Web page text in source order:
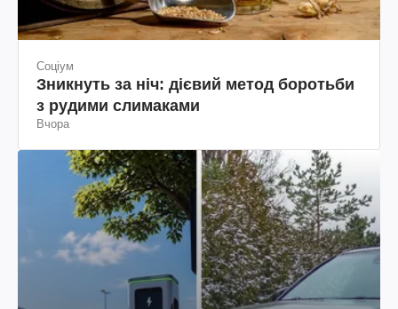
Соціум
Зникнуть за ніч: дієвий метод боротьби
з рудими слимаками
Вчора